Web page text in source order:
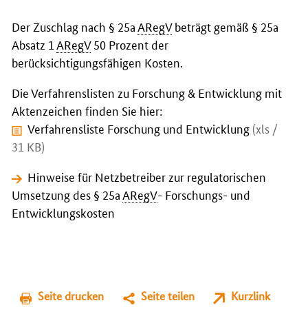
Der Zuschlag nach § 25aARegVbeträgt gemäß § 25a
Absatz 1 ARegV50 Prozent der
berücksichtigungsfähigen Kosten.
Die Verfahrenslisten zu Forschung & Entwicklung mit
Aktenzeichen finden Sie hier:
Verfahrensliste Forschung und Entwicklung (xls /
31 KB)
Hinweise für Netzbetreiber zur regulatorischen
Umsetzung des § 25aARegV- Forschungs- und
Entwicklungskosten
Seite drucken Seite teilen Kurzlink